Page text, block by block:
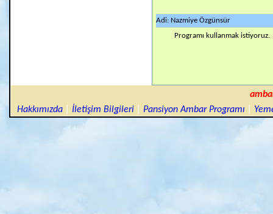
Adi: Nazmiye Özgünsür
Programı kullanmak istiyoruz.
Hakkımızda| İletişim Bilgileri| Pansiyon Ambar Programı